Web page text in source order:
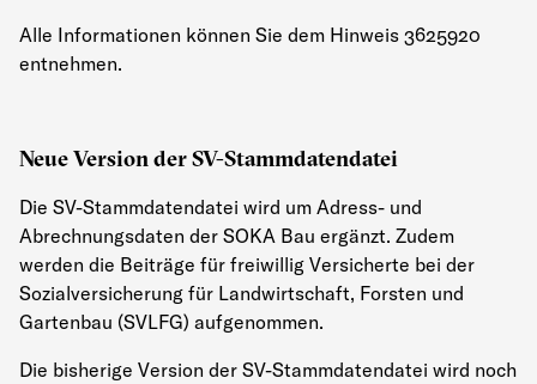
Alle Informationen können Sie dem Hinweis 3625920
entnehmen.
Neue Version der SV-Stammdatendatei
Die SV-Stammdatendatei wird um Adress- und
Abrechnungsdaten der SOKA Bau ergänzt. Zudem
werden die Beiträge für freiwillig Versicherte bei der
Sozialversicherung für Landwirtschaft, Forsten und
Gartenbau (SVLFG) aufgenommen.
Die bisherige Version der SV-Stammdatendatei wird noch